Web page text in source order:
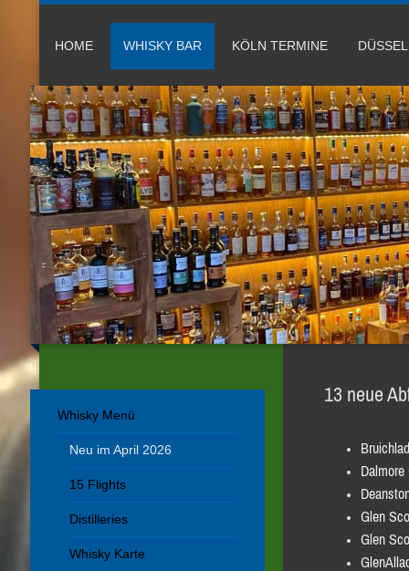
HOME WHISKY BAR KÖLN TERMINE
13 neue
Glen
Glen
Whisky Menü
Neu im April 2026
15 Flights
Distilleries
Whisky Karte